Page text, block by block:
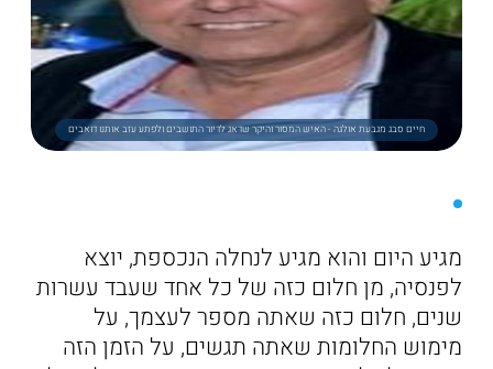
חיים סבג מגבעת אולגה - האיש המסור והיקר שדאג לדיור התושבים ולפתע עזב אותנו דואבים
מגיע היום והוא מגיע לנחלה הנכספת, יוצא
לפנסיה, מן חלום כזה של כל אחד שעבד עשרות
שנים, חלום כזה שאתה מספר לעצמך, על
מימוש החלומות שאתה תגשים, על הזמן הזה